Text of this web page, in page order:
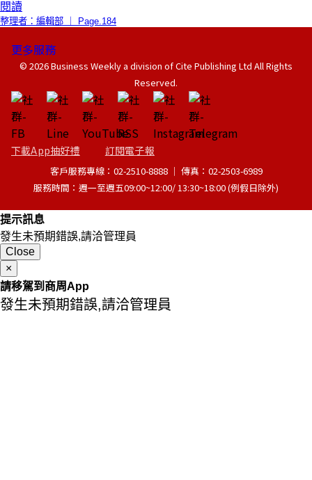
閱讀
整理者：編輯部 ｜ Page.184
更多服務
© 2026 Business Weekly a division of Cite Publishing Ltd All Rights
Reserved.
下載App抽好禮 訂閱電子報
客戶服務專線：02-2510-8888 │ 傳真：02-2503-6989
服務時間：週一至週五09:00~12:00/ 13:30~18:00 (例假日除外)
提示訊息
發生未預期錯誤,請洽管理員
Close
×
請移駕到商周App
發生未預期錯誤,請洽管理員